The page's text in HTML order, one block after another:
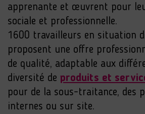
apprenante et œuvrent pour
sociale et professionnelle.
1600 travailleurs en situation
proposent une offre
de qualité, adaptable aux
diversité de produits et
pour de la sous-traitance, des
internes ou sur site.